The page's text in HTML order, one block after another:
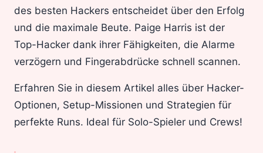
des besten Hackers entscheidet über den Erfolg
und die maximale Beute. Paige Harris ist der
Top-Hacker dank ihrer Fähigkeiten, die Alarme
verzögern und Fingerabdrücke schnell scannen.
Erfahren Sie in diesem Artikel alles über Hacker-
Optionen, Setup-Missionen und Strategien für
perfekte Runs. Ideal für Solo-Spieler und Crews!